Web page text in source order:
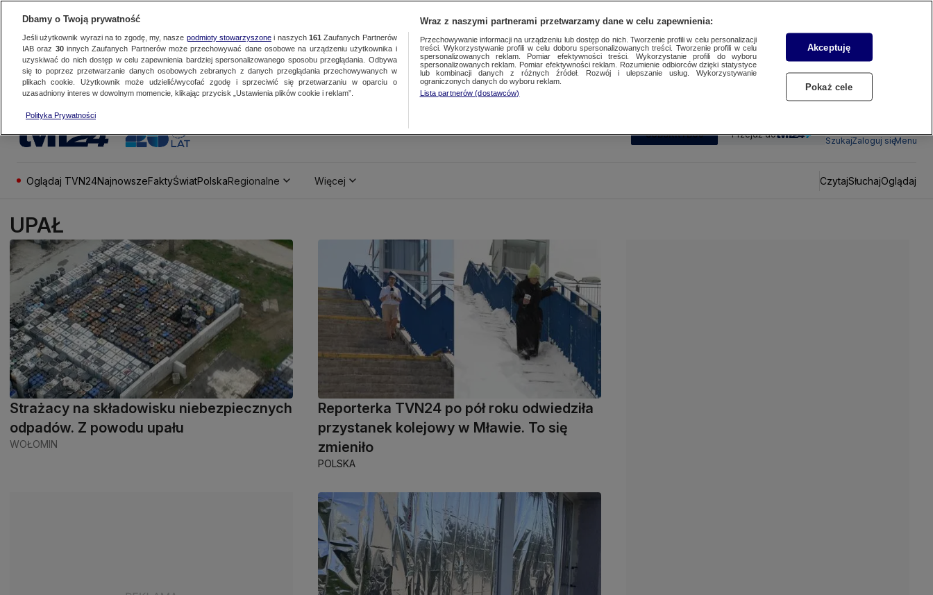
SUBSKRYBUJ Przejdź do
SzukajZaloguj sięMenu
Oglądaj TVN24NajnowszeFaktyŚwiatPolskaRegionalne Więcej CzytajSłuchajOglądaj
UPAŁ
Strażacy na składowisku niebezpiecznych
odpadów. Z powodu upału
WOŁOMIN
Reporterka TVN24 po pół roku odwiedziła
przystanek kolejowy w Mławie. To się
zmieniło
POLSKA
Dbamy o Twoją prywatność
Jeśli użytkownik wyrazi na to zgodę, my, nasze podmioty stowarzyszonei naszych 161 Zaufanych Partnerów
IAB oraz 30innych Zaufanych Partnerów może przechowywać dane osobowe na urządzeniu użytkownika i
uzyskiwać do nich dostęp w celu zapewnienia bardziej spersonalizowanego sposobu przeglądania. Odbywa
się to poprzez przetwarzanie danych osobowych zebranych z danych przeglądania przechowywanych w
plikach cookie. Użytkownik może udzielić/wycofać zgodę i sprzeciwić się przetwarzaniu w oparciu o
uzasadniony interes w dowolnym momencie, klikając przycisk „Ustawienia plików cookie i reklam”.
Polityka Prywatności
Wraz z naszymi partnerami przetwarzamy dane w celu zapewnienia:
Przechowywanie informacji na urządzeniu lub dostęp do nich. Tworzenie profili w celu personalizacji
treści. Wykorzystywanie profili w celu doboru spersonalizowanych treści. Tworzenie profili w celu
spersonalizowanych reklam. Pomiar efektywności treści. Wykorzystanie profili do wyboru
spersonalizowanych reklam. Pomiar efektywności reklam. Rozumienie odbiorców dzięki statystyce
lub kombinacji danych z różnych źródeł. Rozwój i ulepszanie usług. Wykorzystywanie
ograniczonych danych do wyboru reklam.
Lista partnerów (dostawców)
Akceptuję
Pokaż cele